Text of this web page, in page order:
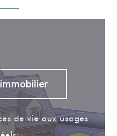
de vie aux usages